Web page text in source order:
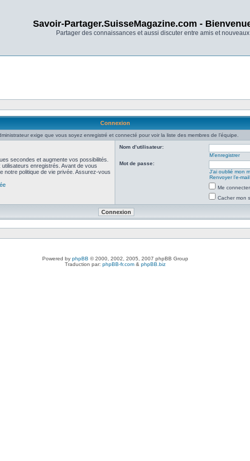
Savoir-Partager.SuisseMagazine.com -
Partager des connaissances et aussi discuter entre amis et
Connexion
exige que vous soyez enregistré et connecté pour voir la liste des membres de l’équipe.
secondes et augmente vos possibilités.
enregistrés. Avant de vous
notre politique de vie privée. Assurez-vous
Nom d’utilisateur:
M’enregistrer
Mot de passe:
J’ai oublié mon
Renvoyer l’e-
Me
Cacher mon
Powered by phpBB © 2000, 2002, 2005, 2007 phpBB Group
Traduction par: phpBB-fr.com & phpBB.biz